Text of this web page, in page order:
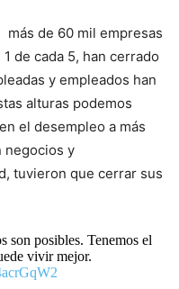
más de 60 mil empresas
de cada 5, han cerrado
y empleados han
alturas podemos
el desempleo a más
negocios y
tuvieron que cerrar sus
son posibles. Tenemos el
vivir mejor.